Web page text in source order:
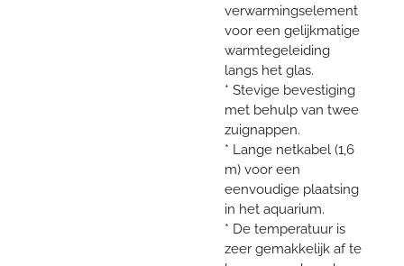
verwarmingselement
voor een gelijkmatige
warmtegeleiding
langs het glas.
* Stevige bevestiging
met behulp van twee
zuignappen.
* Lange netkabel (1,6
m) voor een
eenvoudige plaatsing
in het aquarium.
* De temperatuur is
zeer gemakkelijk af te